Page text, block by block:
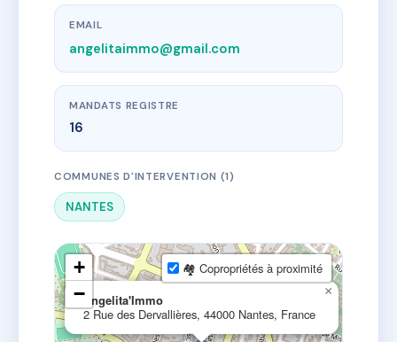
EMAIL
angelitaimmo@gmail.com
MANDATS REGISTRE
16
COMMUNES D'INTERVENTION (1)
NANTES
Angelita'Immo
2 Rue des Dervallières, 44000 Nantes, France
×
+
−
🏘 Copropriétés à proximité